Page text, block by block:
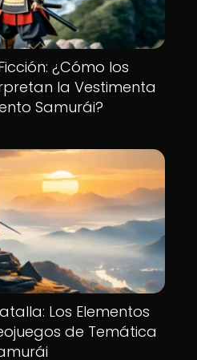
¿Cómo los
la Vestimenta
Samurái?
Los Elementos
de Temática